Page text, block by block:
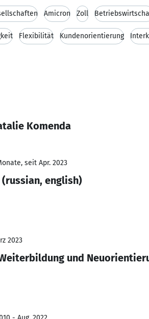
Amicron Zoll
Flexibilität Kundenorientierung
Komenda
seit Apr. 2023
english)
2023
und